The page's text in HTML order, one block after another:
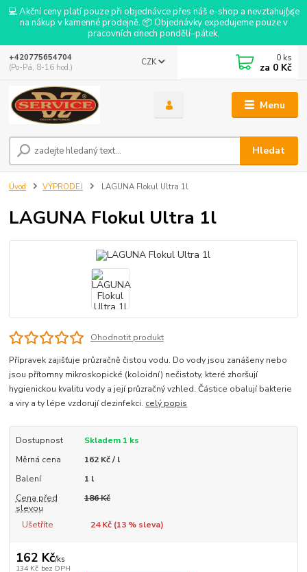
💻 Akční ceny platí pouze při objednávce přes náš e-shop a nevztahují se
na nákup v kamenné prodejně. 📦 Objednávky expedujeme pouze v
pracovních dnech pondělí–pátek.
Menu
CZK
Hledat
+420775654704
(Po-Pá, 8-16 hod.)
0 ks
za 0 Kč
Úvod VÝPRODEJ LAGUNA Flokul Ultra 1l
LAGUNA Flokul Ultra 1l
Ohodnotit produkt
Přípravek zajišťuje průzračně čistou vodu. Do vody jsou zanášeny nebo
jsou přítomny mikroskopické (koloidní) nečistoty, které zhoršují
hygienickou kvalitu vody a její průzračný vzhled. Částice obalují bakterie
a viry a ty lépe vzdorují dezinfekci. celý popis
Dostupnost
Skladem 1 ks
Měrná cena
162 Kč / l
Balení
1 l
Cena před
slevou
186 Kč
Ušetříte 24 Kč (13% sleva)
162 Kč/ks
134 Kč bez DPH